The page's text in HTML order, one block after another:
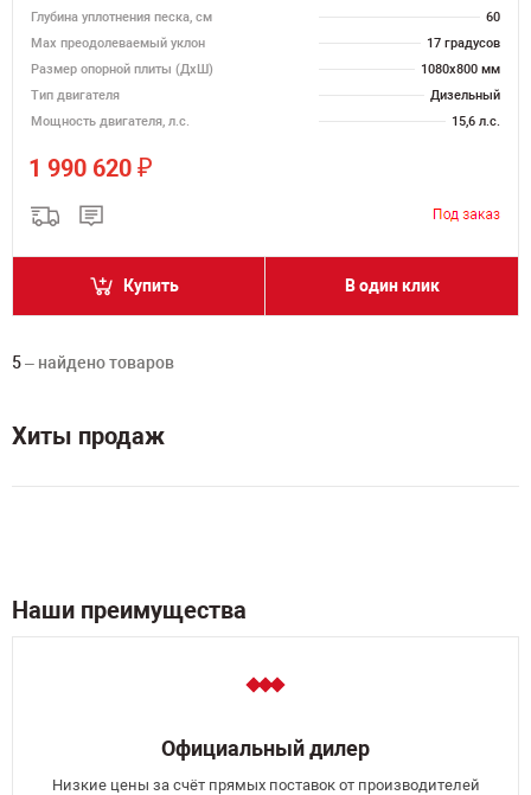
Глубина уплотнения песка, см
60
Max преодолеваемый уклон
17 градусов
Размер опорной плиты (ДхШ)
1080х800 мм
Тип двигателя
Дизельный
Мощность двигателя, л.с.
15,6 л.с.
1 990 620 ₽
Купить В один клик
5– найдено товаров
Хиты продаж
Наши преимущества
Официальный дилер
Низкие цены за счёт прямых поставок от производителей